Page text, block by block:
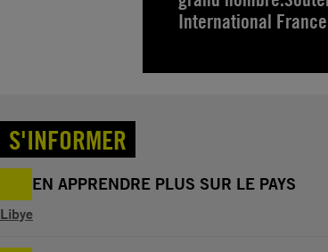
International
S'INFORMER
EN APPRENDRE PLUS SUR LE PAYS
Libye